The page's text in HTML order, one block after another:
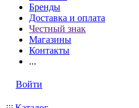
Бренды
Доставка и оплата
Честный знак
Магазины
Контакты
...
Войти